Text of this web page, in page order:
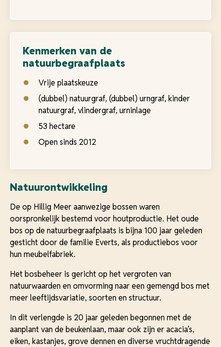
Kenmerken van de
natuurbegraafplaats
Vrije plaatskeuze
(dubbel) natuurgraf, (dubbel) urngraf, kinder
natuurgraf, vlindergraf, urninlage
53 hectare
Open sinds 2012
Natuurontwikkeling
De op Hillig Meer aanwezige bossen waren
oorspronkelijk bestemd voor houtproductie. Het oude
bos op de natuurbegraafplaats is bijna 100 jaar geleden
gesticht door de familie Everts, als productiebos voor
hun meubelfabriek.
Het bosbeheer is gericht op het vergroten van
natuurwaarden en omvorming naar een gemengd bos met
meer leeftijdsvariatie, soorten en structuur.
In dit verlengde is 20 jaar geleden begonnen met de
aanplant van de beukenlaan, maar ook zijn er acacia’s,
eiken, kastanjes, grove dennen en diverse vruchtdragende